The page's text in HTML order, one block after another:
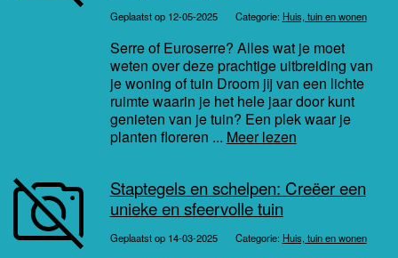
Geplaatst op 12-05-2025 Categorie: Huis, tuin en wonen
Serre of Euroserre? Alles wat je moet
weten over deze prachtige uitbreiding van
je woning of tuin Droom jij van een lichte
ruimte waarin je het hele jaar door kunt
genieten van je tuin? Een plek waar je
planten floreren ... Meer lezen
Staptegels en schelpen: Creëer een
unieke en sfeervolle tuin
Geplaatst op 14-03-2025 Categorie: Huis, tuin en wonen